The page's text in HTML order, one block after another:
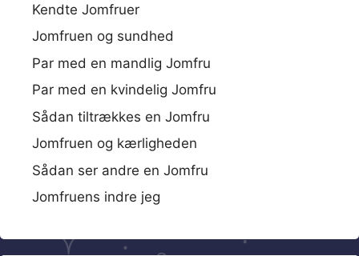
Kendte Jomfruer
Jomfruen og sundhed
Par med en mandlig Jomfru
Par med en kvindelig Jomfru
Sådan tiltrækkes en Jomfru
Jomfruen og kærligheden
Sådan ser andre en Jomfru
Jomfruens indre jeg